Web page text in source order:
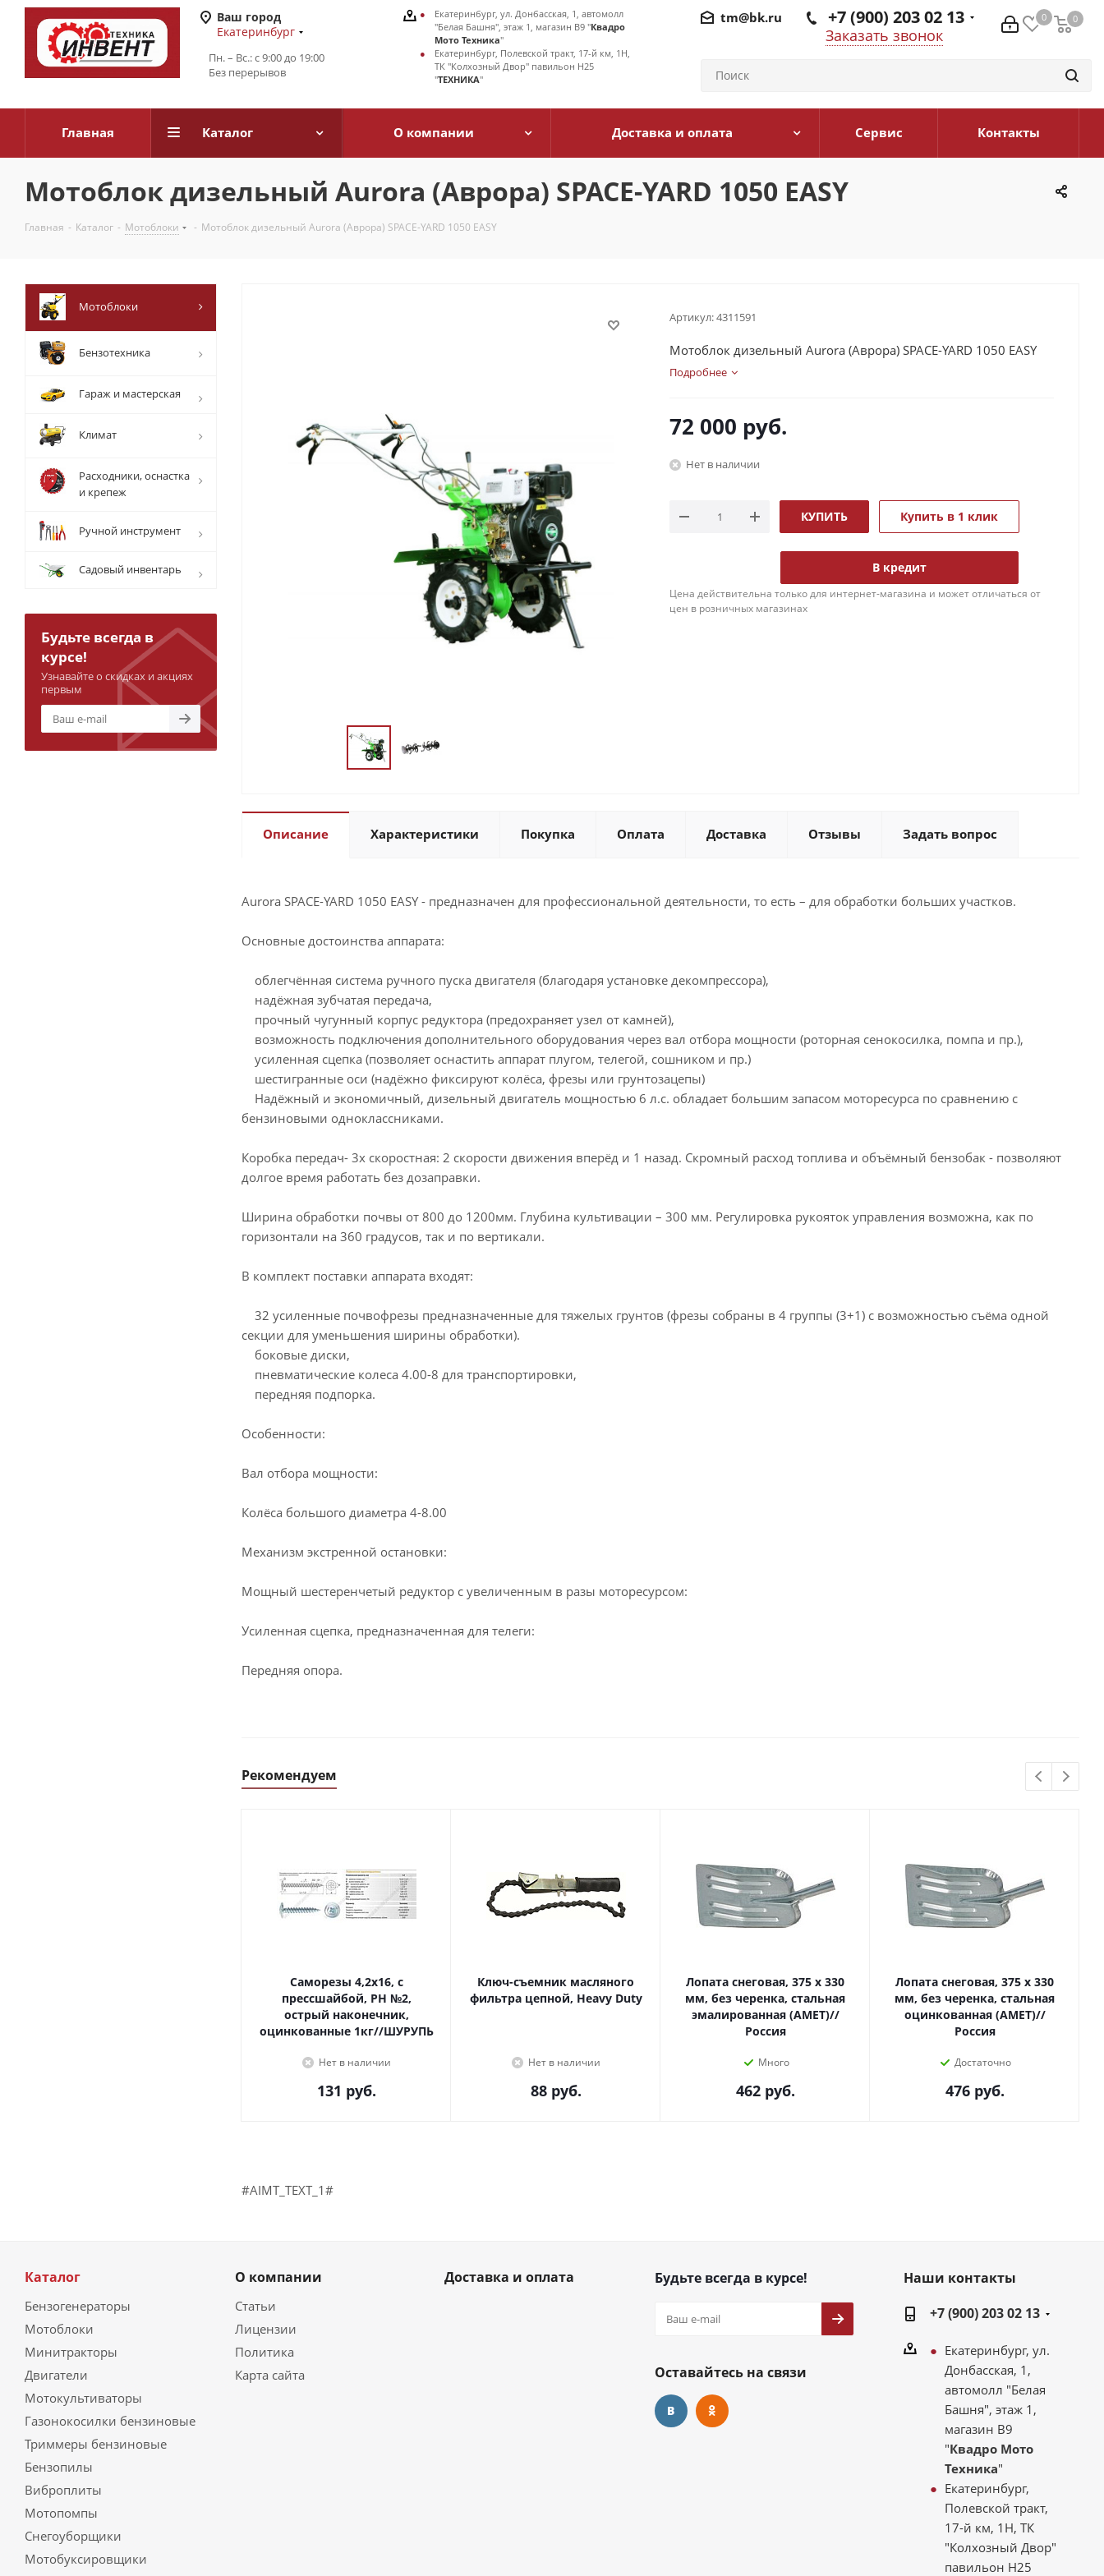
Ваш город
Екатеринбург
Пн. – Вс.: с 9:00 до 19:00
Без перерывов
0 0
0
+7 (900) 203 02 13
Заказать звонок
tm@bk.ru
Екатеринбург, ул. Донбасская, 1, автомолл
"Белая Башня", этаж 1, магазин В9 "Квадро
Мото Техника"
Екатеринбург, Полевской тракт, 17-й км, 1Н,
ТК "Колхозный Двор" павильон Н25
"ТЕХНИКА"
Главная Каталог О компании Доставка и оплата Сервис Контакты
Мотоблок дизельный Aurora (Аврора) SPACE-YARD 1050 EASY
Главная - Каталог - Мотоблоки - Мотоблок дизельный Aurora (Аврора) SPACE-YARD 1050 EASY
Артикул:4311591
Мотоблок дизельный Aurora (Аврора) SPACE-YARD 1050 EASY
Подробнее
72 000 руб.
Нет в наличии
КУПИТЬ Купить в 1 клик
В кредит
Цена действительна только для интернет-магазина и может отличаться от
цен в розничных магазинах
Описание Характеристики Покупка Оплата Доставка Отзывы Задать вопрос
Aurora SPACE-YARD 1050 EASY - предназначен для профессиональной деятельности, то есть – для обработки больших участков.
Основные достоинства аппарата:
облегчённая система ручного пуска двигателя (благодаря установке декомпрессора),
надёжная зубчатая передача,
прочный чугунный корпус редуктора (предохраняет узел от камней),
возможность подключения дополнительного оборудования через вал отбора мощности (роторная сенокосилка, помпа и пр.),
усиленная сцепка (позволяет оснастить аппарат плугом, телегой, сошником и пр.)
шестигранные оси (надёжно фиксируют колёса, фрезы или грунтозацепы)
Надёжный и экономичный, дизельный двигатель мощностью 6 л.с. обладает большим запасом моторесурса по сравнению с
бензиновыми одноклассниками.
Коробка передач- 3х скоростная: 2 скорости движения вперёд и 1 назад. Скромный расход топлива и объёмный бензобак - позволяют
долгое время работать без дозаправки.
Ширина обработки почвы от 800 до 1200мм. Глубина культивации – 300 мм. Регулировка рукояток управления возможна, как по
горизонтали на 360 градусов, так и по вертикали.
В комплект поставки аппарата входят:
32 усиленные почвофрезы предназначенные для тяжелых грунтов (фрезы собраны в 4 группы (3+1) с возможностью съёма одной
секции для уменьшения ширины обработки).
боковые диски,
пневматические колеса 4.00-8 для транспортировки,
передняя подпорка.
Особенности:
Вал отбора мощности:
Колёса большого диаметра 4-8.00
Механизм экстренной остановки:
Мощный шестеренчетый редуктор с увеличенным в разы моторесурсом:
Усиленная сцепка, предназначенная для телеги:
Передняя опора.
Рекомендуем
Саморезы 4,2х16, с
прессшайбой, PH №2,
острый наконечник,
оцинкованные 1кг//ШУРУПЬ
Нет в наличии
131 руб.
Ключ-съемник масляного
фильтра цепной, Heavy Duty
Нет в наличии
88руб.
Лопата снеговая, 375 х 330
мм, без черенка, стальная
эмалированная (АМЕТ)//
Россия
Много
462руб.
Лопата снеговая, 375 х 330
мм, без черенка, стальная
оцинкованная (АМЕТ)//
Россия
Достаточно
476руб.
#AIMT_TEXT_1#
Мотоблоки
Бензотехника
Гараж и мастерская
Климат
Расходники, оснастка
и крепеж
Ручной инструмент
Садовый инвентарь
Будьте всегда в
курсе!
Узнавайте о скидках и акциях
первым
Каталог
Бензогенераторы
Мотоблоки
Минитракторы
Двигатели
Мотокультиваторы
Газонокосилки бензиновые
Триммеры бензиновые
Бензопилы
Виброплиты
Мотопомпы
Снегоуборщики
Мотобуксировщики
О компании
Статьи
Лицензии
Политика
Карта сайта
Доставка и оплата Будьте всегда в курсе!
Оставайтесь на связи
Наши контакты
+7 (900) 203 02 13
Екатеринбург, ул.
Донбасская, 1,
автомолл "Белая
Башня", этаж 1,
магазин В9
"Квадро Мото
Техника"
Екатеринбург,
Полевской тракт,
17-й км, 1Н, ТК
"Колхозный Двор"
павильон Н25